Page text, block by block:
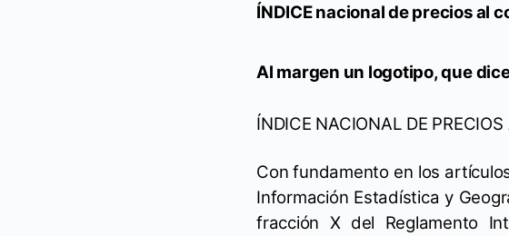
ÍNDICE nacional de precios al
Al margen un logotipo, que
ÍNDICE NACIONAL DE
Con fundamento en los
Información Estadística y
fracción X del Reglamento